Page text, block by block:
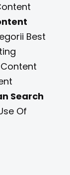
Best
Search
Of